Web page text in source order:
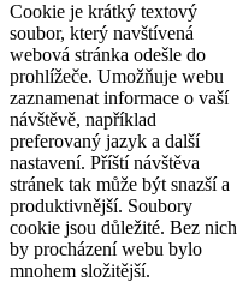
Cookie je krátký textový
soubor, který navštívená
webová stránka odešle do
prohlížeče. Umožňuje webu
zaznamenat informace o vaší
návštěvě, například
preferovaný jazyk a další
nastavení. Příští návštěva
stránek tak může být snazší a
produktivnější. Soubory
cookie jsou důležité. Bez nich
by procházení webu bylo
mnohem složitější.